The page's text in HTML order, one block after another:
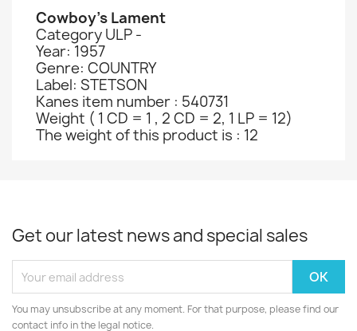
Cowboy’s Lament
Category ULP -
Year: 1957
Genre: COUNTRY
Label: STETSON
Kanes item number : 540731
Weight ( 1 CD = 1 , 2 CD = 2, 1 LP = 12)
The weight of this product is : 12
Get our latest news and special sales
You may unsubscribe at any moment. For that purpose, please find our
contact info in the legal notice.